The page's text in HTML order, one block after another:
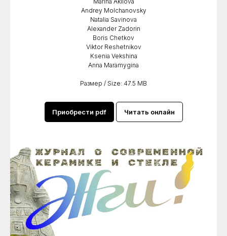
Andrey Molchanovsky
Natalia Savinova
Alexander Zadorin
Boris Chetkov
Viktor Reshetnikov
Ksenia Vekshina
Anna Maramygina
Размер / Size: 47.5 MB
Приобрести pdf Читать онлайн